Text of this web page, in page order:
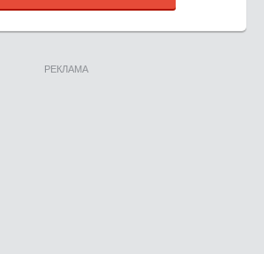
РЕКЛАМА